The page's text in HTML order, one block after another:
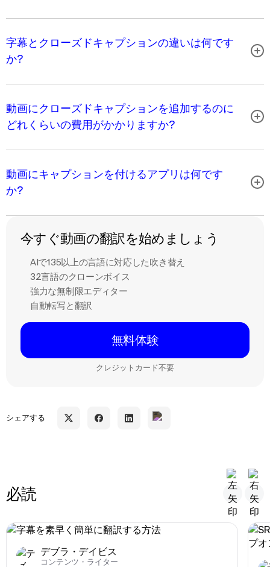
字幕とクローズドキャプションの違いは何です
か?
動画にクローズドキャプションを追加するのに
どれくらいの費用がかかりますか?
動画にキャプションを付けるアプリは何です
か?
今すぐ動画の翻訳を始めましょう
AIで135以上の言語に対応した吹き替え
32言語のクローンボイス
強力な無制限エディター
自動転写と翻訳
無料体験
クレジットカード不要
シェアする
必読
デブラ・デイビス
コンテンツ・ライター